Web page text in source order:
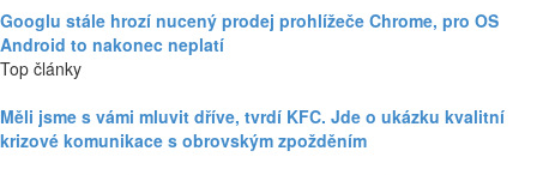
Googlu stále hrozí nucený prodej prohlížeče Chrome, pro OS
Android to nakonec neplatí
Top články
Měli jsme s vámi mluvit dříve, tvrdí KFC. Jde o ukázku kvalitní
krizové komunikace s obrovským zpožděním